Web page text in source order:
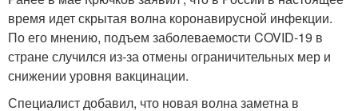
время идет скрытая волна коронавирусной инфекции.
По его мнению, подъем заболеваемости COVID-19 в
стране случился из-за отмены ограничительных мер и
снижении уровня вакцинации.
Специалист добавил, что новая волна заметна в